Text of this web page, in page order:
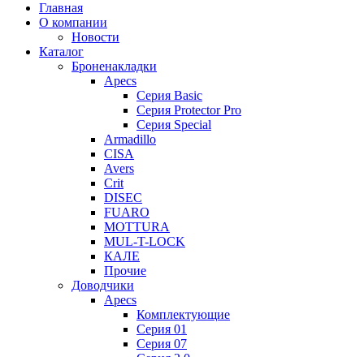
Главная
О компании
Новости
Каталог
Броненакладки
Apecs
Серия Basic
Серия Protector Pro
Серия Special
Armadillo
CISA
Avers
Crit
DISEC
FUARO
MOTTURA
MUL-T-LOCK
КАЛЕ
Прочие
Доводчики
Apecs
Комплектующие
Серия 01
Серия 07